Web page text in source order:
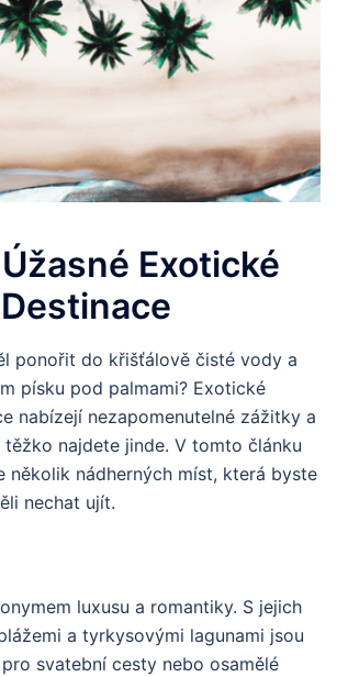
Exotické
ponořit do křišťálově čisté vody a
písku pod palmami? Exotické
nabízejí nezapomenutelné zážitky a
těžko najdete jinde. V tomto článku
několik nádherných míst, která byste
nechat ujít.
luxusu a romantiky. S jejich
a tyrkysovými lagunami jsou
svatební cesty nebo osamělé